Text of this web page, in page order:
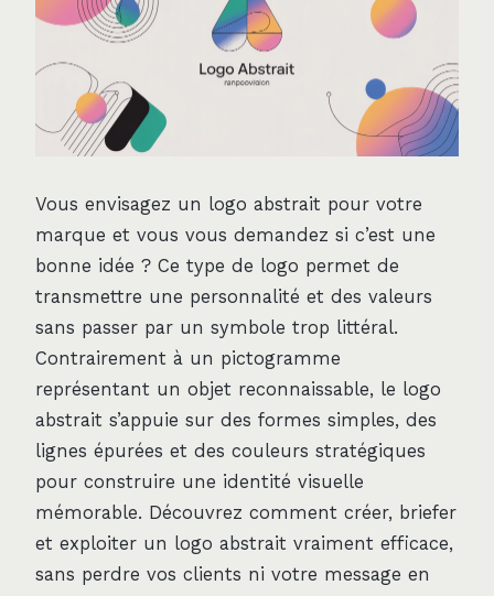
Vous envisagez un logo abstrait pour votre
marque et vous vous demandez si c’est une
bonne idée ? Ce type de logo permet de
transmettre une personnalité et des valeurs
sans passer par un symbole trop littéral.
Contrairement à un pictogramme
représentant un objet reconnaissable, le logo
abstrait s’appuie sur des formes simples, des
lignes épurées et des couleurs stratégiques
pour construire une identité visuelle
mémorable. Découvrez comment créer, briefer
et exploiter un logo abstrait vraiment efficace,
sans perdre vos clients ni votre message en